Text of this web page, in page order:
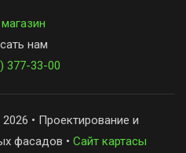
нам
377-33-00
• Проектирование и
фасадов • Сайт картасы